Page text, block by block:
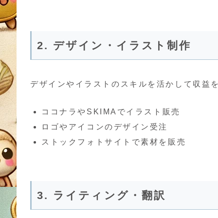
2. デザイン・イラスト制作
デザインやイラストのスキルを活かして収益
ココナラやSKIMAでイラスト販売
ロゴやアイコンのデザイン受注
ストックフォトサイトで素材を販売
3. ライティング・翻訳